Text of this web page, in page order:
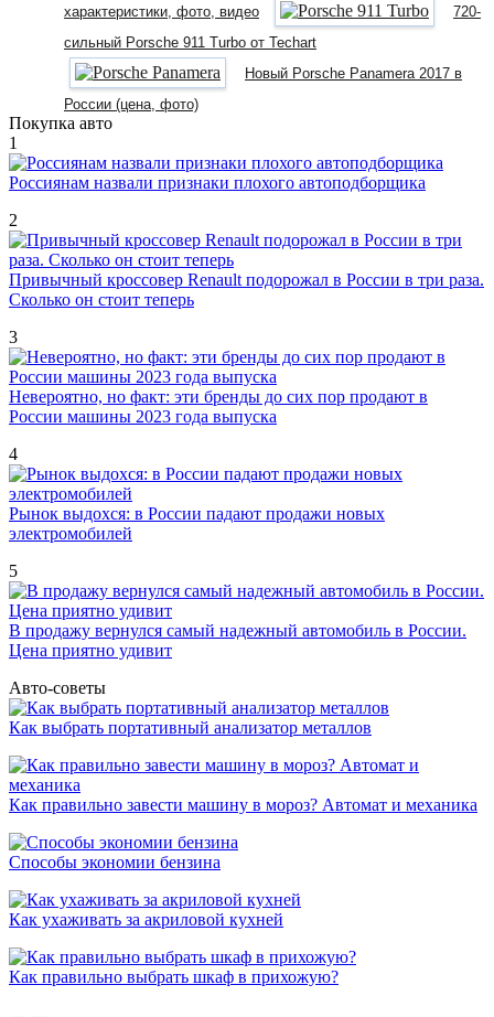
характеристики, фото, видео
720-
сильный Porsche 911 Turbo от Techart
Новый Porsche Panamera 2017 в
России (цена, фото)
Покупка авто
1
Россиянам назвали признаки плохого автоподборщика
2
Привычный кроссовер Renault подорожал в России в три раза.
Сколько он стоит теперь
3
Невероятно, но факт: эти бренды до сих пор продают в
России машины 2023 года выпуска
4
Рынок выдохся: в России падают продажи новых
электромобилей
5
В продажу вернулся самый надежный автомобиль в России.
Цена приятно удивит
Авто-советы
Как выбрать портативный анализатор металлов
Как правильно завести машину в мороз? Автомат и механика
Способы экономии бензина
Как ухаживать за акриловой кухней
Как правильно выбрать шкаф в прихожую?